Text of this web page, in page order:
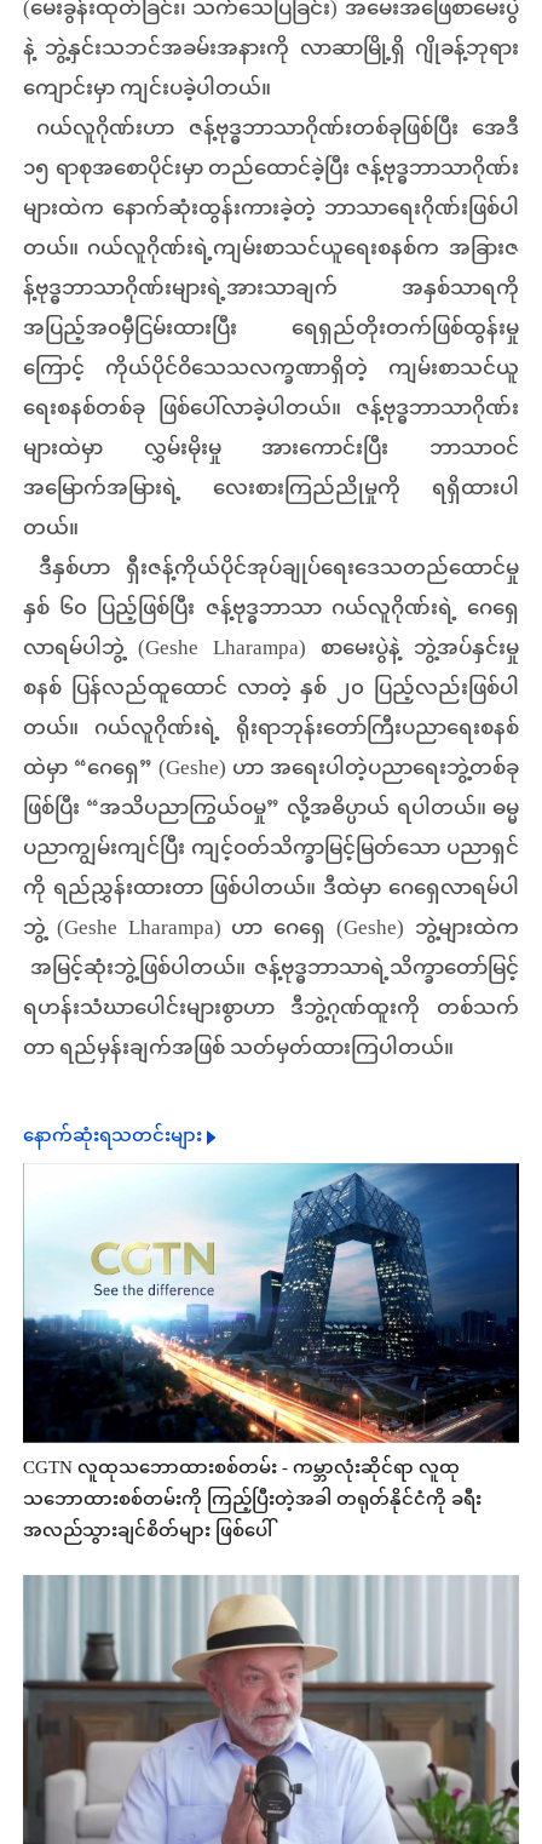
(မေးခွန်းထုတ်ခြင်း၊ သက်သေပြခြင်း) အမေးအဖြေစာမေးပွဲ
နဲ့ ဘွဲ့နှင်းသဘင်အခမ်းအနားကို လာဆာမြို့ရှိ ဂျိုခန့်ဘုရား
ကျောင်းမှာ ကျင်းပခဲ့ပါတယ်။
ဂယ်လူဂိုဏ်းဟာ ဇန့်ဗုဒ္ဓဘာသာဂိုဏ်းတစ်ခုဖြစ်ပြီး အေဒီ
၁၅ ရာစုအစောပိုင်းမှာ တည်ထောင်ခဲ့ပြီး ဇန့်ဗုဒ္ဓဘာသာဂိုဏ်း
များထဲက နောက်ဆုံးထွန်းကားခဲ့တဲ့ ဘာသာရေးဂိုဏ်းဖြစ်ပါ
တယ်။ ဂယ်လူဂိုဏ်းရဲ့ကျမ်းစာသင်ယူရေးစနစ်က အခြားဇ
န့်ဗုဒ္ဓဘာသာဂိုဏ်းများရဲ့အားသာချက် အနှစ်သာရကို
အပြည့်အဝမှီငြမ်းထားပြီး ရေရှည်တိုးတက်ဖြစ်ထွန်းမှု
ကြောင့် ကိုယ်ပိုင်ဝိသေသလက္ခဏာရှိတဲ့ ကျမ်းစာသင်ယူ
ရေးစနစ်တစ်ခု ဖြစ်ပေါ်လာခဲ့ပါတယ်။ ဇန့်ဗုဒ္ဓဘာသာဂိုဏ်း
များထဲမှာ လွှမ်းမိုးမှု အားကောင်းပြီး ဘာသာဝင်
အမြောက်အမြားရဲ့ လေးစားကြည်ညိုမှုကို ရရှိထားပါ
တယ်။
ဒီနှစ်ဟာ ရှီးဇန့်ကိုယ်ပိုင်အုပ်ချုပ်ရေးဒေသတည်ထောင်မှု
နှစ် ၆၀ ပြည့်ဖြစ်ပြီး ဇန့်ဗုဒ္ဓဘာသာ ဂယ်လူဂိုဏ်းရဲ့ ဂေရှေ
လာရမ်ပါဘွဲ့ (Geshe Lharampa) စာမေးပွဲနဲ့ ဘွဲ့အပ်နှင်းမှု
စနစ် ပြန်လည်ထူထောင် လာတဲ့ နှစ် ၂၀ ပြည့်လည်းဖြစ်ပါ
တယ်။ ဂယ်လူဂိုဏ်းရဲ့ ရိုးရာဘုန်းတော်ကြီးပညာရေးစနစ်
ထဲမှာ “‌ဂေရှေ” (Geshe) ဟာ အရေးပါတဲ့ပညာရေးဘွဲ့တစ်ခု
ဖြစ်ပြီး “အသိပညာကြွယ်ဝမှု” လို့အဓိပ္ပာယ် ရပါတယ်။ ဓမ္မ
ပညာကျွမ်းကျင်ပြီး ကျင့်ဝတ်သိက္ခာမြင့်မြတ်သော ပညာရှင်
ကို ရည်ညွှန်းထားတာ ဖြစ်ပါတယ်။ ဒီထဲမှာ ဂေရှေလာရမ်ပါ
ဘွဲ့ (Geshe Lharampa) ဟာ ဂေရှေ (Geshe) ဘွဲ့များထဲက
အမြင့်ဆုံးဘွဲ့ဖြစ်ပါတယ်။ ဇန့်ဗုဒ္ဓဘာသာရဲ့သိက္ခာတော်မြင့်
ရဟန်းသံဃာပေါင်းများစွာဟာ ဒီဘွဲ့ဂုဏ်ထူးကို တစ်သက်
တာ ရည်မှန်းချက်အဖြစ် သတ်မှတ်ထားကြပါတယ်။
နောက်ဆုံးရသတင်းများ
CGTN လူထုသဘောထားစစ်တမ်း - ကမ္ဘာလုံးဆိုင်ရာ လူထု
သဘောထားစစ်တမ်းကို ကြည့်ပြီးတဲ့အခါ တရုတ်နိုင်ငံကို ခရီး
အလည်သွားချင်စိတ်များ ဖြစ်ပေါ်